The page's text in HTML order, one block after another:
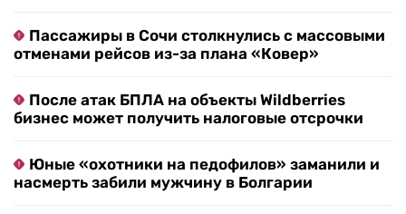
Пассажиры в Сочи столкнулись с массовыми
отменами рейсов из-за плана «Ковер»
После атак БПЛА на объекты Wildberries
бизнес может получить налоговые отсрочки
Юные «охотники на педофилов» заманили и
насмерть забили мужчину в Болгарии